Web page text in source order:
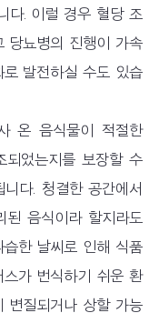
다. 이럴 경우 혈당 조
당뇨병의 진행이 가속
로 발전하실 수도 있습
온 음식물이 적절한
되었는지를 보장할 수
다. 청결한 공간에서
된 음식이라 할지라도
습한 날씨로 인해 식품
스가 번식하기 쉬운 환
변질되거나 상할 가능